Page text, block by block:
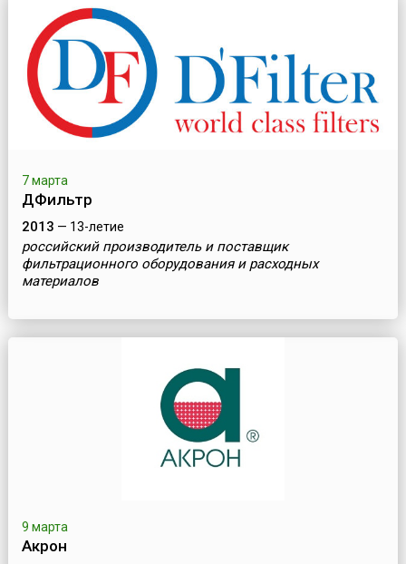
7 марта
ДФильтр
2013 — 13-летие
российский производитель и поставщик
фильтрационного оборудования и расходных
материалов
9 марта
Акрон